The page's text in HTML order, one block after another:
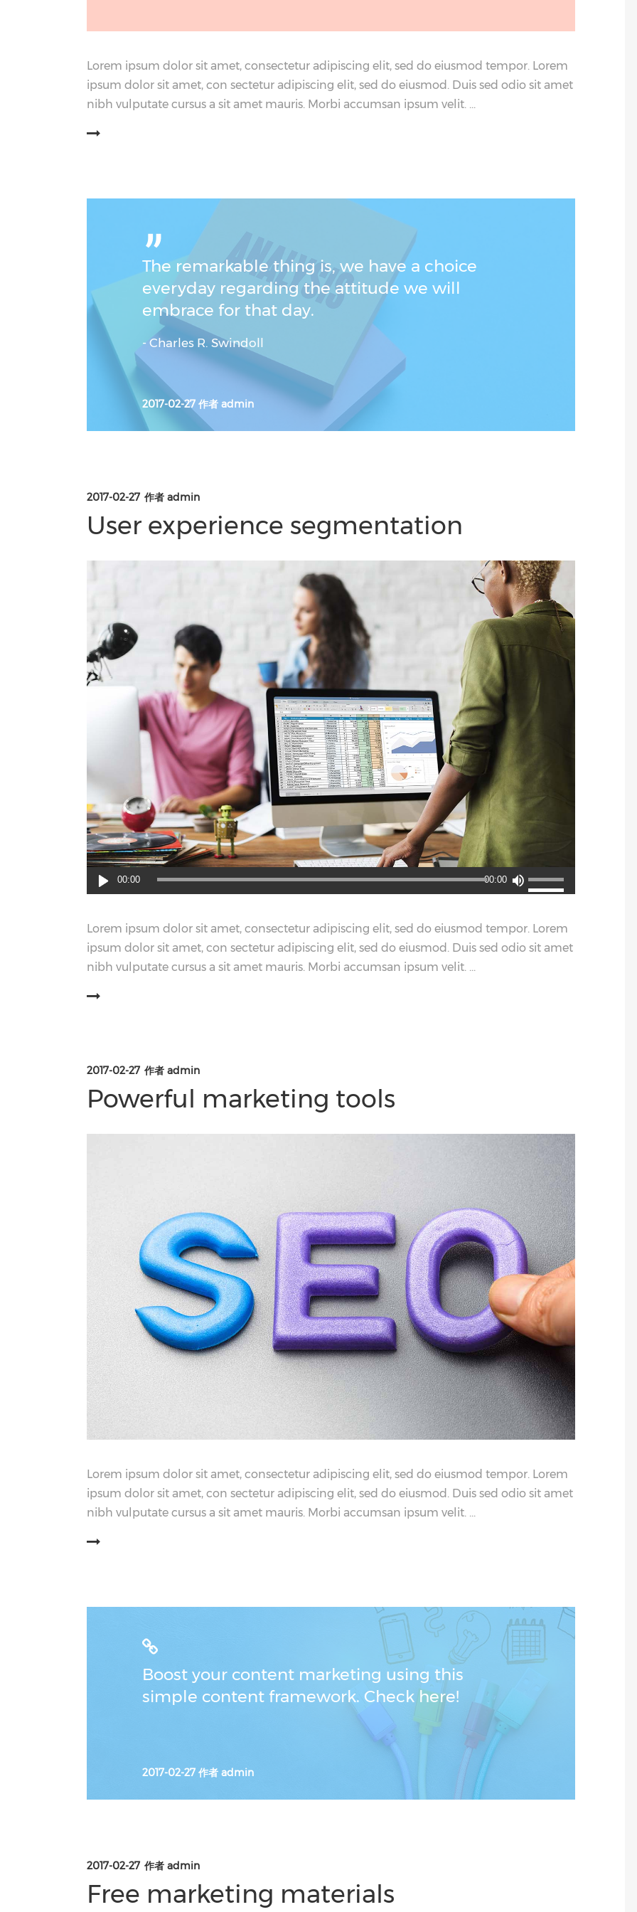
Lorem ipsum dolor sit amet, consectetur adipiscing elit, sed do eiusmod tempor. Lorem
ipsum dolor sit amet, con sectetur adipiscing elit, sed do eiusmod. Duis sed odio sit amet
nibh vulputate cursus a sit amet mauris. Morbi accumsan ipsum velit.
ˮ
The remarkable thing is, we have a choice
everyday regarding the attitude we will
embrace for that day.
- Charles R. Swindoll
2017-02-27 作者 admin
2017-02-27 作者 admin
User experience segmentation
频
放
器
00:00 00:00
使
用
/
下
量。
Lorem ipsum dolor sit amet, consectetur adipiscing elit, sed do eiusmod tempor. Lorem
ipsum dolor sit amet, con sectetur adipiscing elit, sed do eiusmod. Duis sed odio sit amet
nibh vulputate cursus a sit amet mauris. Morbi accumsan ipsum velit.
2017-02-27 作者 admin
Powerful marketing tools
Lorem ipsum dolor sit amet, consectetur adipiscing elit, sed do eiusmod tempor. Lorem
ipsum dolor sit amet, con sectetur adipiscing elit, sed do eiusmod. Duis sed odio sit amet
nibh vulputate cursus a sit amet mauris. Morbi accumsan ipsum velit.
Boost your content marketing using this
simple content framework. Check here!
2017-02-27 作者 admin
2017-02-27 作者 admin
Free marketing materials